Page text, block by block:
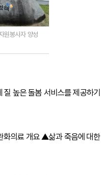
원봉사자 양성
높은 돌봄 서비스를 제공하기
화의료 개요 ▲삶과 죽음에 대한